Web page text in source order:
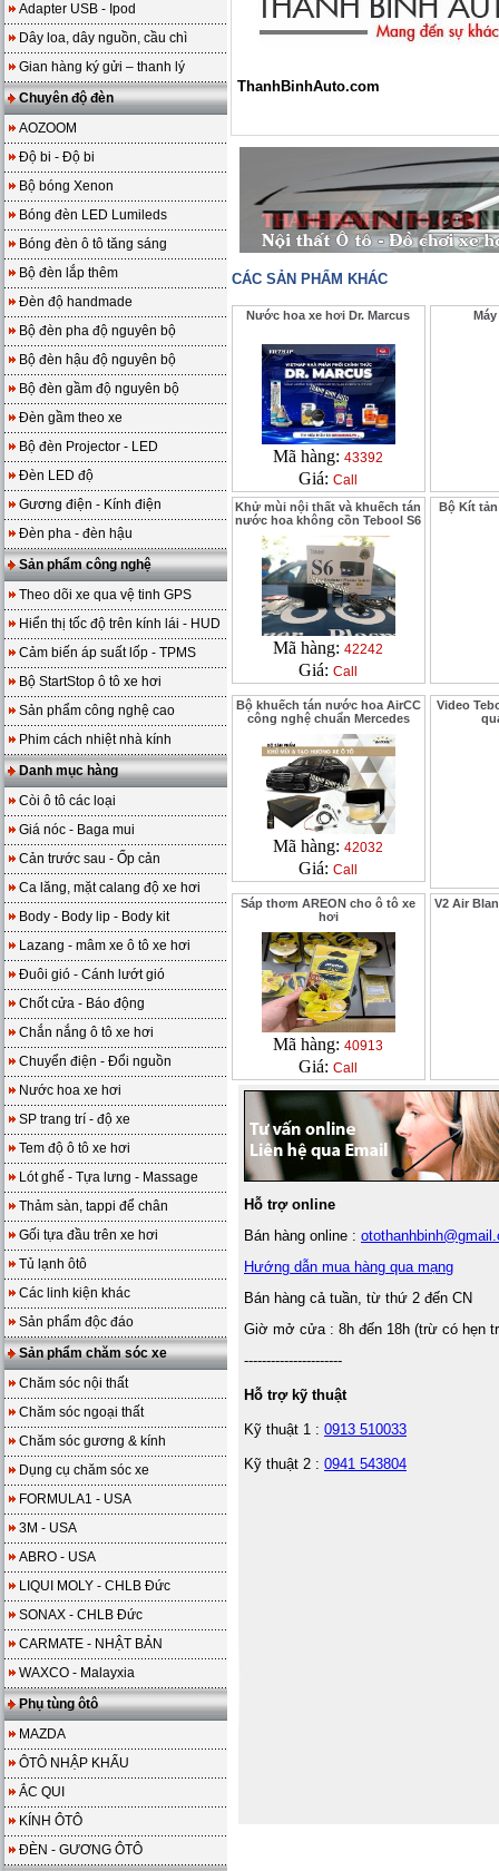
Adapter USB - Ipod
Dây loa, dây nguồn, cầu chì
Gian hàng ký gửi – thanh lý
Chuyên độ đèn
AOZOOM
Độ bi - Độ bi
Bộ bóng Xenon
Bóng đèn LED Lumileds
Bóng đèn ô tô tăng sáng
Bộ đèn lắp thêm
Đèn độ handmade
Bộ đèn pha độ nguyên bộ
Bộ đèn hậu độ nguyên bộ
Bộ đèn gầm độ nguyên bộ
Đèn gầm theo xe
Bộ đèn Projector - LED
Đèn LED độ
Gương điện - Kính điện
Đèn pha - đèn hậu
Sản phẩm công nghệ
Theo dõi xe qua vệ tinh GPS
Hiển thị tốc độ trên kính lái - HUD
Cảm biến áp suất lốp - TPMS
Bộ StartStop ô tô xe hơi
Sản phẩm công nghệ cao
Phim cách nhiệt nhà kính
Danh mục hàng
Còi ô tô các loại
Giá nóc - Baga mui
Cản trước sau - Ốp cản
Ca lăng, mặt calang độ xe hơi
Body - Body lip - Body kit
Lazang - mâm xe ô tô xe hơi
Đuôi gió - Cánh lướt gió
Chốt cửa - Báo động
Chắn nắng ô tô xe hơi
Chuyển điện - Đổi nguồn
Nước hoa xe hơi
SP trang trí - độ xe
Tem độ ô tô xe hơi
Lót ghế - Tựa lưng - Massage
Thảm sàn, tappi để chân
Gối tựa đầu trên xe hơi
Tủ lạnh ôtô
Các linh kiện khác
Sản phẩm độc đáo
Sản phẩm chăm sóc xe
Chăm sóc nội thất
Chăm sóc ngoại thất
Chăm sóc gương & kính
Dụng cụ chăm sóc xe
FORMULA1 - USA
3M - USA
ABRO - USA
LIQUI MOLY - CHLB Đức
SONAX - CHLB Đức
CARMATE - NHẬT BẢN
WAXCO - Malayxia
Phụ tùng ôtô
MAZDA
ÔTÔ NHẬP KHẨU
ẮC QUI
KÍNH ÔTÔ
ĐÈN - GƯƠNG ÔTÔ
ThanhBinhAuto.com
CÁC SẢN PHẨM KHÁC
Nước hoa xe hơi Dr. Marcus
Mã hàng:43392
Giá:Call
Khử mùi nội thất và khuếch tán
nước hoa không cồn Tebool S6
Mã hàng:42242
Giá:Call
Bộ Kít
Bộ khuếch tán nước hoa AirCC
công nghệ chuẩn Mercedes
Mã hàng:42032
Giá:Call
Video
Sáp thơm AREON cho ô tô xe
hơi
Mã hàng:40913
Giá:Call
V2 Air
Hỗ trợ online
Bán hàng online :
Hướng dẫn mua hàng qua mạng
Bán hàng cả tuần, từ thứ 2 đến CN
Giờ mở cửa : 8h đến 18h (trừ có hẹn
----------------------
Hỗ trợ kỹ thuật
Kỹ thuật 1 : 0913 510033
Kỹ thuật 2 : 0941 543804